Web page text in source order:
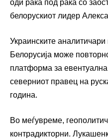
оди рака под рака со
белорускиот лидер
Украинските
Белорусија може
платформа за евентуална
северниот правец на
година.
Во меѓувреме,
контрадикторни.